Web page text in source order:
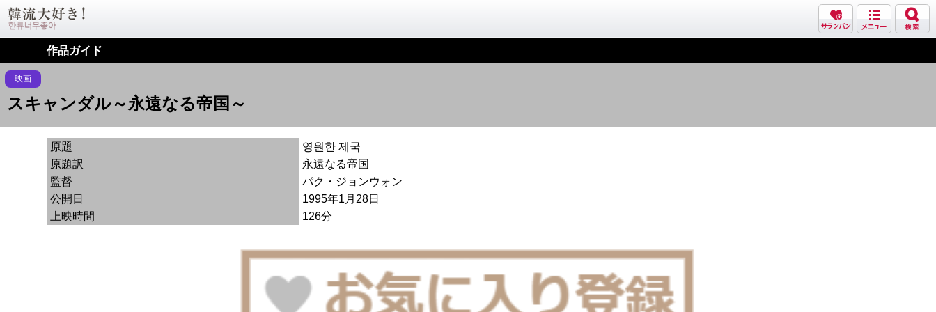
作品ガイド
映画
スキャンダル～永遠なる帝国～
原題
영원한 제국
原題訳
永遠なる帝国
監督
パク・ジョンウォン
公開日
1995年1月28日
上映時間
126分